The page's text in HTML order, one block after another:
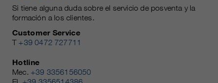
Si tiene alguna duda sobre el servicio de posventa y la
formación a los clientes.
Customer Service
T +39 0472 727711
Hotline
Mec. +39 3356156050